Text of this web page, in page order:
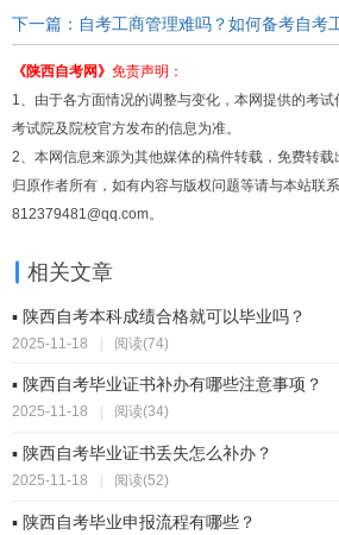
下一篇：自考工商管理难吗？如何备考自考
《陕西自考网》 免责声明：
1、由于各方面情况的调整与变化，本网提供的考
考试院及院校官方发布的信息为准。
2、本网信息来源为其他媒体的稿件转载，免费转
归原作者所有，如有内容与版权问题等请与本站联
812379481@qq.com。
相关文章
▪ 陕西自考本科成绩合格就可以毕业吗？
2025-11-18 | 阅读(74)
▪ 陕西自考毕业证书补办有哪些注意事项？
2025-11-18 阅读(34)
▪ 陕西自考毕业证书丢失怎么补办？
2025-11-18 阅读(52)
▪ 陕西自考毕业申报流程有哪些？